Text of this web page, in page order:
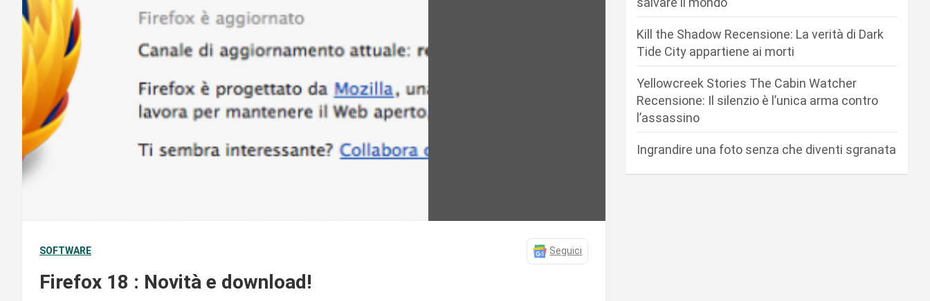
SOFTWARE Seguici
Firefox 18 : Novità e download!
Kill the Shadow Recensione: La verità di Dark
Tide City appartiene ai morti
Yellowcreek Stories The Cabin Watcher
Recensione: Il silenzio è l’unica arma contro
l’assassino
Ingrandire una foto senza che diventi sgranata